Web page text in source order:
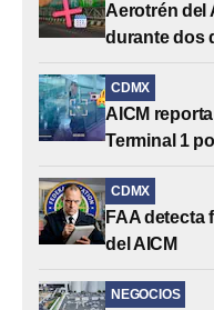
Aerotrén del
durante dos
CDMX
AICM
Terminal 1
CDMX
FAA detecta
del AICM
NEGOCIOS